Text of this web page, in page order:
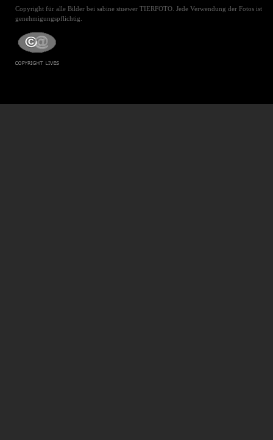
Copyright für alle Bilder bei sabine stuewer TIERFOTO. Jede Verwendung der Fotos ist
genehmigungspflichtig.